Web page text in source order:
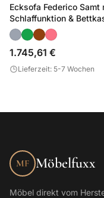
Ecksofa Federico Samt
Schlaffunktion &
1.745,61 €
Lieferzeit: 5-7 Wochen
MF Möbelfuxx
Möbel direkt vom